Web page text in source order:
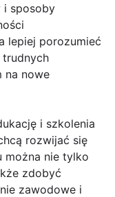
i sposoby
lepiej porozumieć
trudnych
na nowe
i szkolenia
rozwijać się
można nie tylko
zdobyć
zawodowe i